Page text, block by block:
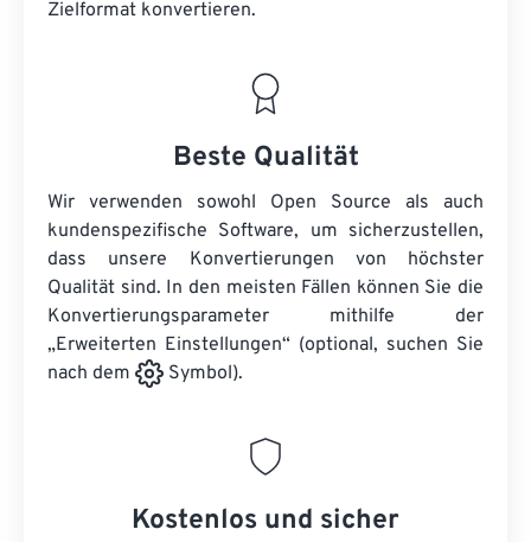
Zielformat konvertieren.
Beste Qualität
Wir verwenden sowohl Open Source als auch
kundenspezifische Software, um sicherzustellen,
dass unsere Konvertierungen von höchster
Qualität sind. In den meisten Fällen können Sie die
Konvertierungsparameter mithilfe der
„Erweiterten Einstellungen“ (optional, suchen Sie
nach dem
Symbol).
Kostenlos und sicher